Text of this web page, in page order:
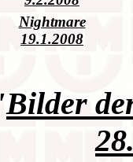
Nightmare
19.1.2008
Bilder